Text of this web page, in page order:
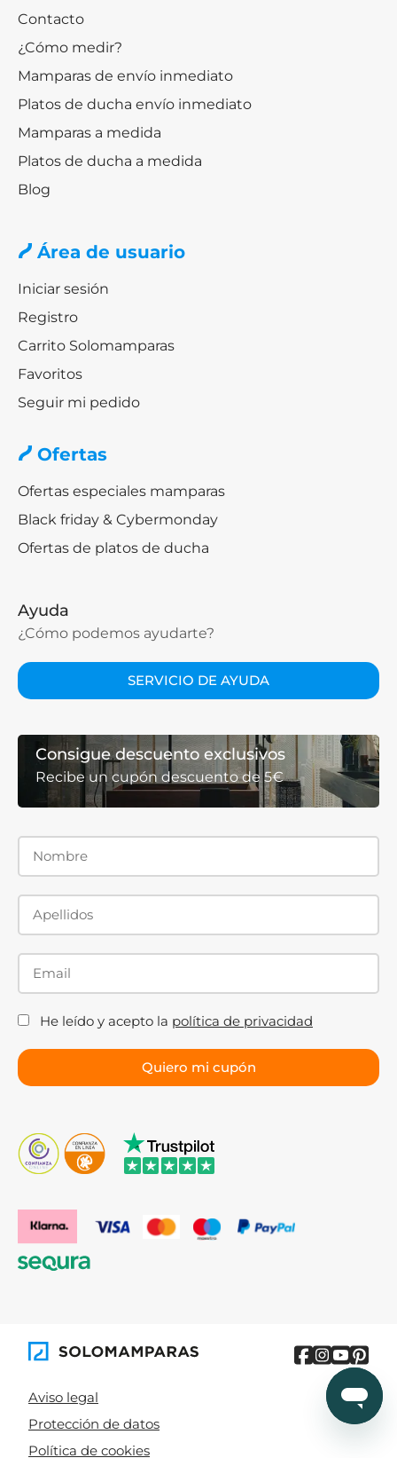
Contacto
¿Cómo medir?
Mamparas de envío inmediato
Platos de ducha envío inmediato
Mamparas a medida
Platos de ducha a medida
Blog
Área de usuario
Iniciar sesión
Registro
Carrito Solomamparas
Favoritos
Seguir mi pedido
Ofertas
Ofertas especiales mamparas
Black friday & Cybermonday
Ofertas de platos de ducha
Ayuda
¿Cómo podemos ayudarte?
SERVICIO DE AYUDA
Consigue descuento exclusivos
Recibe un cupón descuento de 5€
He leído y acepto la política de privacidad
Aviso legal
Protección de datos
Política de cookies